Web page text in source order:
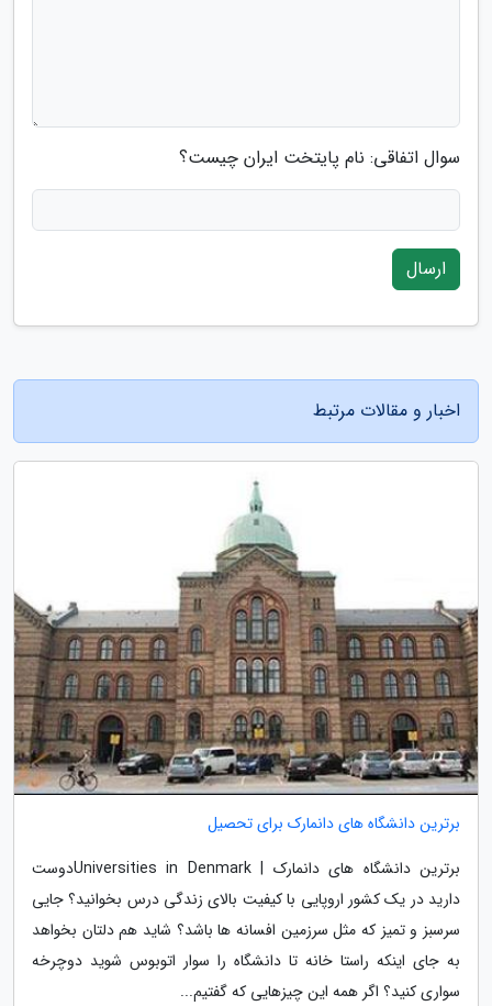
سوال اتفاقی: نام پایتخت ایران چیست؟
ارسال
اخبار و مقالات مرتبط
برترین دانشگاه های دانمارک برای تحصیل
برترین دانشگاه های دانمارک | Universities in Denmarkدوست
دارید در یک کشور اروپایی با کیفیت بالای زندگی درس بخوانید؟ جایی
سرسبز و تمیز که مثل سرزمین افسانه ها باشد؟ شاید هم دلتان بخواهد
به جای اینکه راستا خانه تا دانشگاه را سوار اتوبوس شوید دوچرخه
سواری کنید؟ اگر همه این چیزهایی که گفتیم...